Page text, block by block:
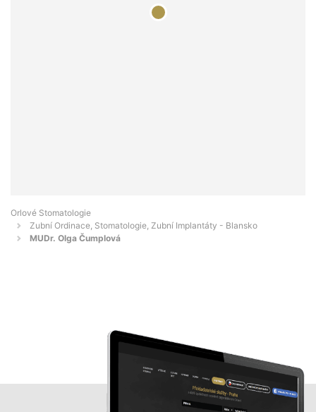
Orlové Stomatologie
Zubní Ordinace, Stomatologie, Zubní Implantáty - Blansko
MUDr. Olga Čumplová